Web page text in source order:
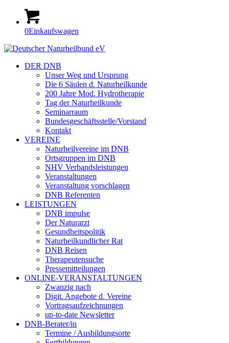
0Einkaufswagen
DER DNB
Unser Weg und Ursprung
Die 6 Säulen d. Naturheilkunde
200 Jahre Mod. Hydrotherapie
Tag der Naturheilkunde
Seminarraum
Bundesgeschäftsstelle/Vorstand
Kontakt
VEREINE
Naturheilvereine im DNB
Ortsgruppen im DNB
NHV Verbandsleistungen
Veranstaltungen
Veranstaltung vorschlagen
DNB Referenten
LEISTUNGEN
DNB impulse
Der Naturarzt
Gesundheitspolitik
Naturheilkundlicher Rat
DNB Reisen
Therapeutensuche
Pressemitteilungen
ONLINE-VERANSTALTUNGEN
Zwanzig nach
Digit. Angebote d. Vereine
Vortragsaufzeichnungen
up-to-date Newsletter
DNB-Berater/in
Termine / Ausbildungsorte